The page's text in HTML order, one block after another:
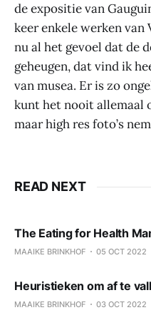
de expositie van
keer enkele werken van
nu al het gevoel dat de
geheugen, dat vind ik
van musea. Er is zo
kunt het nooit allemaal
maar high res foto’s
READ NEXT
The Eating for Health
MAAIKE BRINKHOF 05 OCT 2022
Heuristieken om af te
MAAIKE BRINKHOF 03 OCT 2022